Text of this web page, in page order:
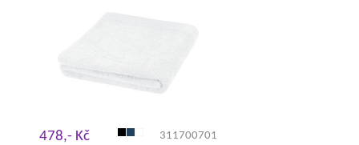
478,- Kč 311700701